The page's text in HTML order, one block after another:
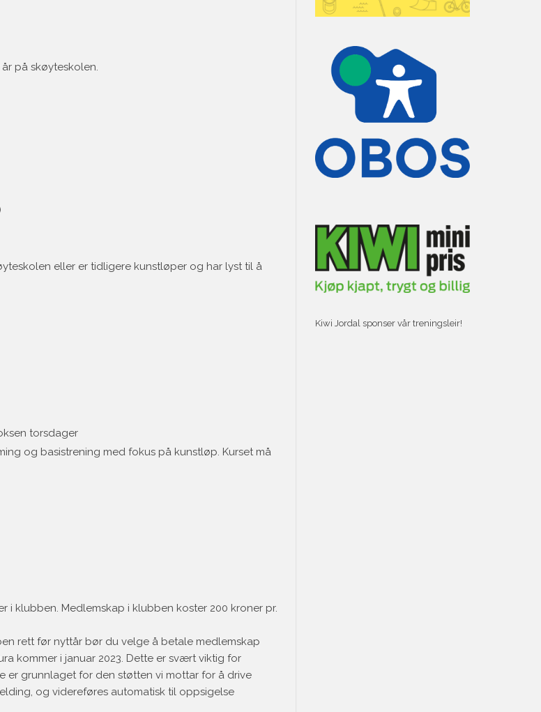
på skøyteskolen.
eller er tidligere kunstløper og har lyst til å
torsdager
og basistrening med fokus på kunstløp. Kurset må
i klubben. Medlemskap i klubben koster 200 kroner pr.
rett før nyttår bør du velge å betale medlemskap
kommer i januar 2023. Dette er svært viktig for
er grunnlaget for den støtten vi mottar for å drive
og videreføres automatisk til oppsigelse
Kiwi Jordal sponser vår treningsleir!